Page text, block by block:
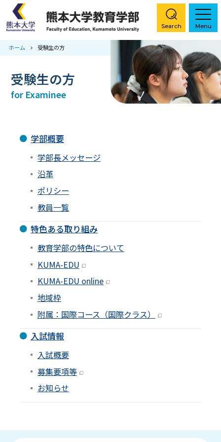
Search
ホーム 受験生の方
受験生の方
for Examinee
学部概要
学部長メッセージ
沿革
ポリシー
教員一覧
特色ある取り組み
教育学部の特色について
KUMA-EDU
KUMA-EDU online
地域枠
附属：国際コース（国際クラス）
入試情報
入試概要
募集要項等
お知らせ
Menu
ホーム
学部概要
お知らせ
受験生の方
在学生の方
附属機関
学内限定（各種様式
等）